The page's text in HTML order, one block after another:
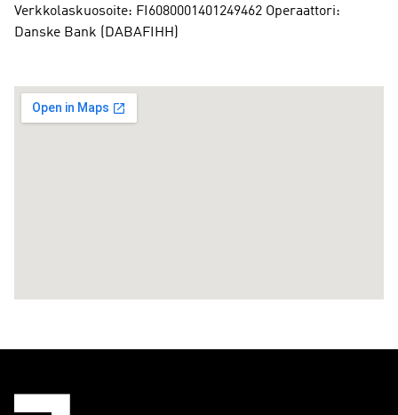
Verkkolaskuosoite: FI6080001401249462 Operaattori:
Danske Bank (DABAFIHH)